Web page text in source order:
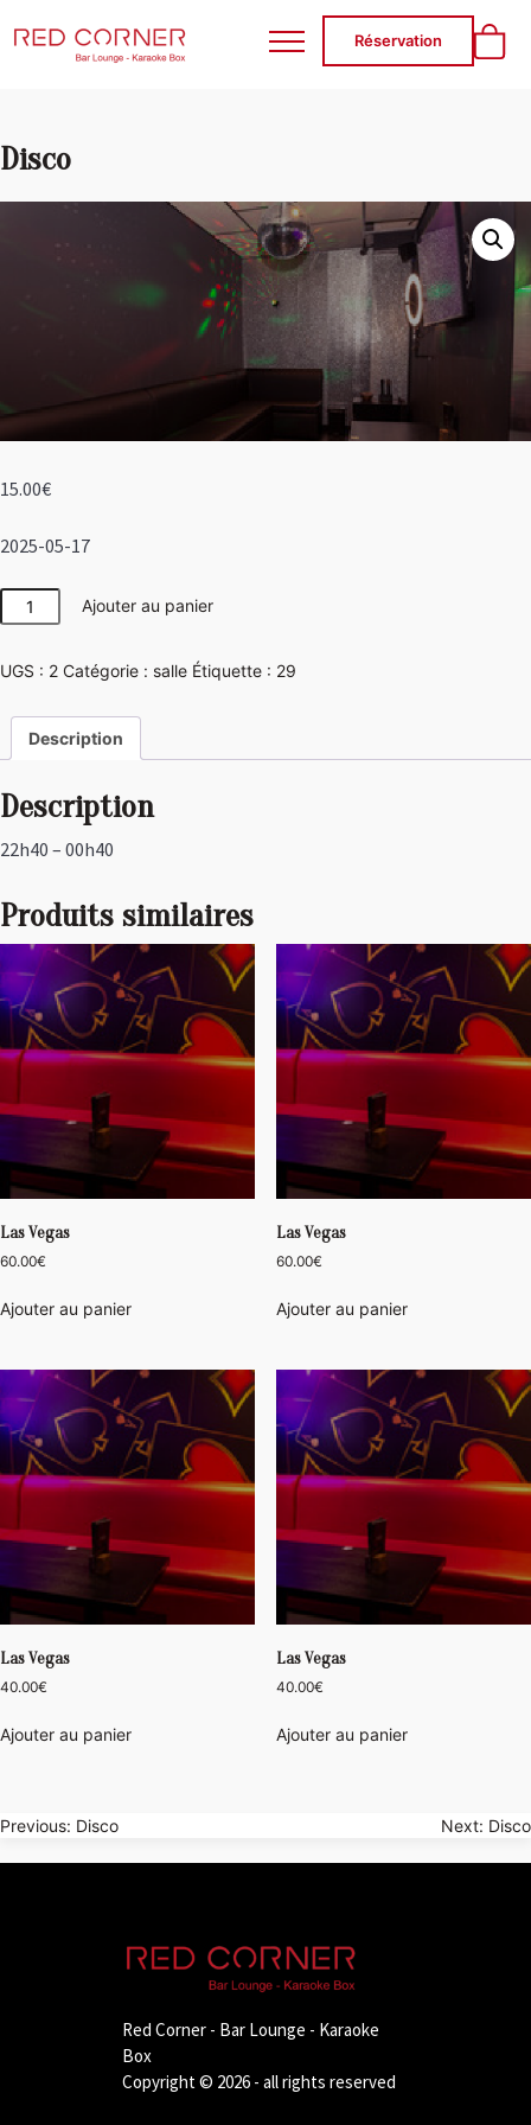
RED CORNER
Réservation
Disco
15.00€
2025-05-17
quantité
de
Ajouter au panier
UGS : 2 Catégorie : salle Étiquette : 29
Description
Description
22h40 – 00h40
Produits similaires
Las Vegas
60.00€
Ajouter au panier
Las Vegas
60.00€
Ajouter au panier
Las Vegas
40.00€
Ajouter au panier
Las Vegas
40.00€
Ajouter au panier
Navigation
de
Previous: Disco Next: Disco
Red Corner - Bar Lounge - Karaoke
Box
Copyright © 2026 - all rights reserved